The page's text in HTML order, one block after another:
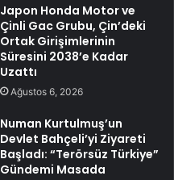
Japon Honda Motor ve
Çinli Gac Grubu, Çin’deki
Ortak Girişimlerinin
Süresini 2038’e Kadar
Uzattı
Ağustos 6, 2026
Numan Kurtulmuş’un
Devlet Bahçeli’yi Ziyareti
Başladı: “Terörsüz Türkiye”
Gündemi Masada